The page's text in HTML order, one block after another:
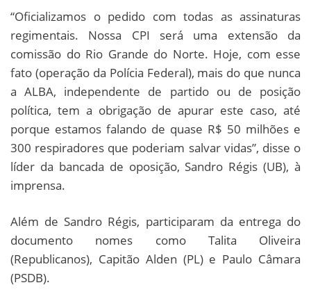
“Oficializamos o pedido com todas as assinaturas
regimentais. Nossa CPI será uma extensão da
comissão do Rio Grande do Norte. Hoje, com esse
fato (operação da Polícia Federal), mais do que nunca
a ALBA, independente de partido ou de posição
política, tem a obrigação de apurar este caso, até
porque estamos falando de quase R$ 50 milhões e
300 respiradores que poderiam salvar vidas”, disse o
líder da bancada de oposição, Sandro Régis (UB), à
imprensa.
Além de Sandro Régis, participaram da entrega do
documento nomes como Talita Oliveira
(Republicanos), Capitão Alden (PL) e Paulo Câmara
(PSDB).